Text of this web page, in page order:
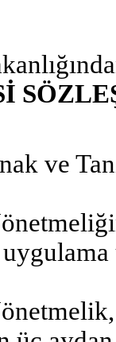
ve